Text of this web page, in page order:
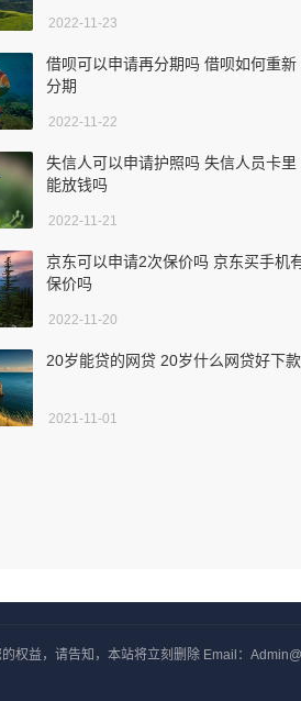
2022-11-23
借呗可以申请再分期吗 借呗如何重新
分期
2022-11-22
失信人可以申请护照吗 失信人员卡里
能放钱吗
2022-11-21
京东可以申请2次保价吗 京东买手机
保价吗
2022-11-20
20岁能贷的网贷 20岁什么网贷好下款
2021-11-01
权益，请告知，本站将立刻删除 Email：